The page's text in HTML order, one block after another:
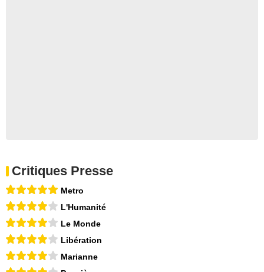
Critiques Presse
Metro
L'Humanité
Le Monde
Libération
Marianne